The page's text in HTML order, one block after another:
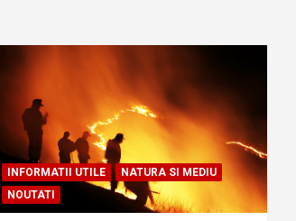
INFORMATII UTILE
NATURA SI MEDIU
NOUTATI